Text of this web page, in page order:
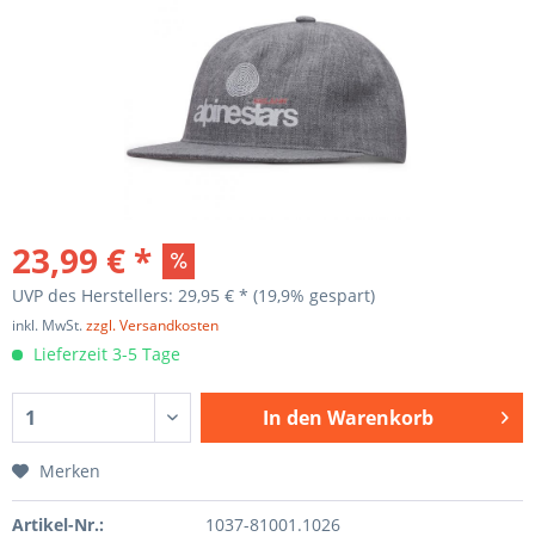
23,99 € *
UVP des Herstellers: 29,95 € * (19,9% gespart)
inkl. MwSt.zzgl. Versandkosten
Lieferzeit 3-5 Tage
In den Warenkorb
Merken
Artikel-Nr.: 1037-81001.1026